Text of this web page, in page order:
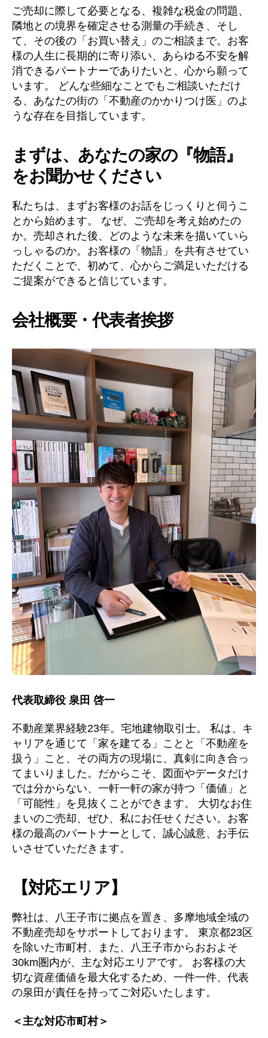
ご売却に際して必要となる、複雑な税金の問題、
隣地との境界を確定させる測量の手続き、そし
て、その後の「お買い替え」のご相談まで。お客
様の人生に長期的に寄り添い、あらゆる不安を解
消できるパートナーでありたいと、心から願って
います。 どんな些細なことでもご相談いただけ
る、あなたの街の「不動産のかかりつけ医」のよ
うな存在を目指しています。
まずは、あなたの家の『物語』
をお聞かせください
私たちは、まずお客様のお話をじっくりと伺うこ
とから始めます。 なぜ、ご売却を考え始めたの
か。売却された後、どのような未来を描いていら
っしゃるのか。お客様の「物語」を共有させてい
ただくことで、初めて、心からご満足いただける
ご提案ができると信じています。
会社概要・代表者挨拶
代表取締役 泉田 啓一
不動産業界経験23年。宅地建物取引士。 私は、キ
ャリアを通じて「家を建てる」ことと「不動産を
扱う」こと、その両方の現場に、真剣に向き合っ
てまいりました。だからこそ、図面やデータだけ
では分からない、一軒一軒の家が持つ「価値」と
「可能性」を見抜くことができます。 大切なお住
まいのご売却、ぜひ、私にお任せください。お客
様の最高のパートナーとして、誠心誠意、お手伝
いさせていただきます。
【対応エリア】
弊社は、八王子市に拠点を置き、多摩地域全域の
不動産売却をサポートしております。 東京都23区
を除いた市町村、また、八王子市からおおよそ
30km圏内が、主な対応エリアです。 お客様の大
切な資産価値を最大化するため、一件一件、代表
の泉田が責任を持ってご対応いたします。
＜主な対応市町村＞